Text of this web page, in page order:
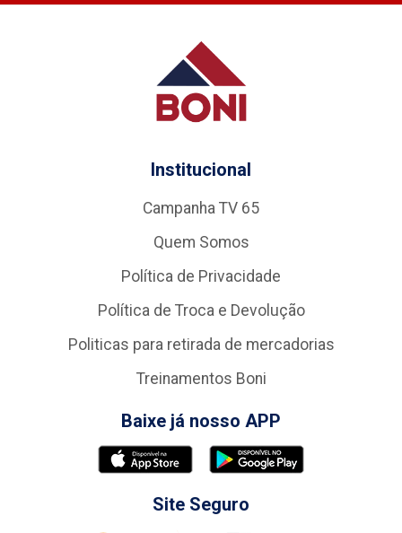
Institucional
Campanha TV 65
Quem Somos
Política de Privacidade
Política de Troca e Devolução
Politicas para retirada de mercadorias
Treinamentos Boni
Baixe já nosso APP
Site Seguro